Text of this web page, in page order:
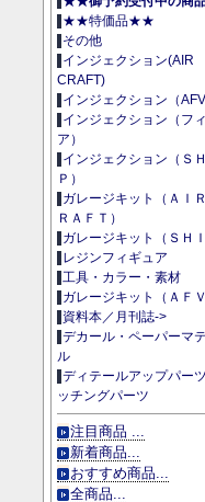
★★特価品★★
その他
インジェクション(AIR
CRAFT)
インジェクション（
インジェクション（フ
ア）
インジェクション（ＳＨ
Ｐ）
ガレージキット（ＡＩ
ＲＡＦＴ）
ガレージキット（ＳＨＩ
レジンフィギュア
工具・カラー・素材
ガレージキット（ＡＦＶ
資料本／月刊誌->
デカール・ペーパーマ
ル
ディテールアップパー
ッチングパーツ
注目商品 ...
新着商品...
おすすめ商品...
全商品...